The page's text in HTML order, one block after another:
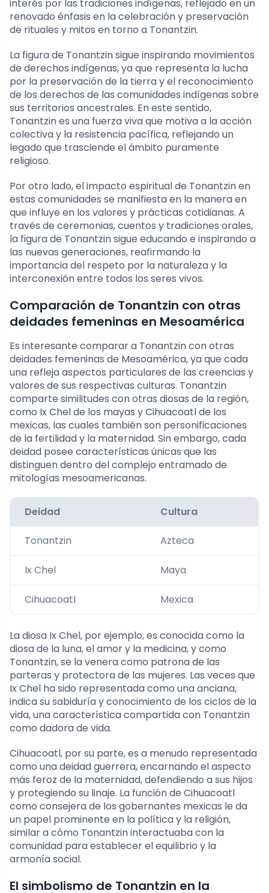
interés por las tradiciones indígenas, reflejado en un
renovado énfasis en la celebración y preservación
de rituales y mitos en torno a Tonantzin.
La figura de Tonantzin sigue inspirando movimientos
de derechos indígenas, ya que representa la lucha
por la preservación de la tierra y el reconocimiento
de los derechos de las comunidades indígenas sobre
sus territorios ancestrales. En este sentido,
Tonantzin es una fuerza viva que motiva a la acción
colectiva y la resistencia pacífica, reflejando un
legado que trasciende el ámbito puramente
religioso.
Por otro lado, el impacto espiritual de Tonantzin en
estas comunidades se manifiesta en la manera en
que influye en los valores y prácticas cotidianas. A
través de ceremonias, cuentos y tradiciones orales,
la figura de Tonantzin sigue educando e inspirando a
las nuevas generaciones, reafirmando la
importancia del respeto por la naturaleza y la
interconexión entre todos los seres vivos.
Comparación de Tonantzin con otras
deidades femeninas en Mesoamérica
Es interesante comparar a Tonantzin con otras
deidades femeninas de Mesoamérica, ya que cada
una refleja aspectos particulares de las creencias y
valores de sus respectivas culturas. Tonantzin
comparte similitudes con otras diosas de la región,
como Ix Chel de los mayas y Cihuacoatl de los
mexicas, las cuales también son personificaciones
de la fertilidad y la maternidad. Sin embargo, cada
deidad posee características únicas que las
distinguen dentro del complejo entramado de
mitologías mesoamericanas.
Deidad Cultura
Tonantzin Azteca
Ix Chel Maya
Cihuacoatl Mexica
La diosa Ix Chel, por ejemplo, es conocida como la
diosa de la luna, el amor y la medicina, y como
Tonantzin, se la venera como patrona de las
parteras y protectora de las mujeres. Las veces que
Ix Chel ha sido representada como una anciana,
indica su sabiduría y conocimiento de los ciclos de la
vida, una característica compartida con Tonantzin
como dadora de vida.
Cihuacoatl, por su parte, es a menudo representada
como una deidad guerrera, encarnando el aspecto
más feroz de la maternidad, defendiendo a sus hijos
y protegiendo su linaje. La función de Cihuacoatl
como consejera de los gobernantes mexicas le da
un papel prominente en la política y la religión,
similar a cómo Tonantzin interactuaba con la
comunidad para establecer el equilibrio y la
armonía social.
El simbolismo de Tonantzin en la